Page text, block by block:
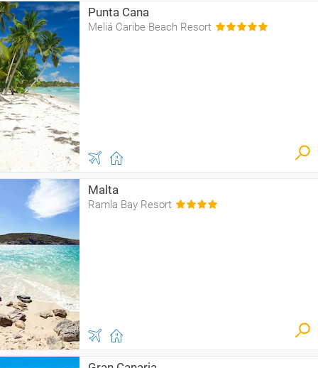
Punta Cana
Meliá Caribe Beach Resort
Malta
Ramla Bay Resort